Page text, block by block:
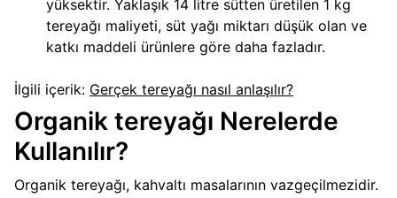
yüksektir. Yaklaşık 14 litre sütten üretilen 1 kg
tereyağı maliyeti, süt yağı miktarı düşük olan ve
katkı maddeli ürünlere göre daha fazladır.
İlgili içerik: Gerçek tereyağı nasıl anlaşılır?
Organik tereyağı Nerelerde
Kullanılır?
Organik tereyağı, kahvaltı masalarının vazgeçilmezidir.